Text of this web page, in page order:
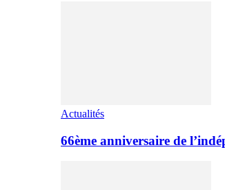
Actualités
66ème anniversaire de